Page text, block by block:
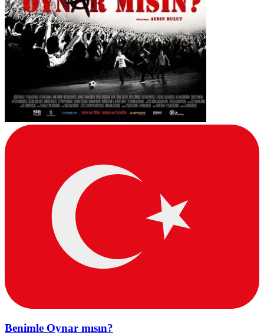
Benimle Oynar mısın?